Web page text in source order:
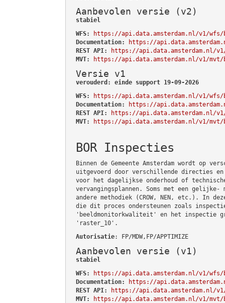
Aanbevolen versie (v2)
stabiel
WFS:
https://api.data.amsterdam.nl/v1/wfs/
Documentation:
https://
REST API:
https://api.data.amsterdam.nl/v1/
MVT:
https://api.data.amsterdam.nl/v1/mvt/
Versie v1
verouderd: einde support 19-09-2026
WFS:
https://api.data.amsterdam.nl/v1/wfs/
Documentation:
https://
REST API:
https://api.data.amsterdam.nl/v1/
MVT:
https://api.data.amsterdam.nl/v1/mvt/
BOR Inspecties
Binnen de Gemeente Amsterdam wordt op
uitgevoerd door verschillende directies
voor het dagelijkse onderhoud of
vervangingsplannen. Soms met een gelijke-
andere methodiek (CROW, NEN, etc.). In
die dit proces ondersteunen zoals
'beeldmonitorkwaliteit' en het inspectie
'raster_10'.
Autorisatie: FP/MDW,FP/APPTIMIZE
Aanbevolen versie (v1)
stabiel
WFS:
https://api.data.amsterdam.nl/v1/wfs/
Documentation:
https://
REST API:
https://api.data.amsterdam.nl/
MVT:
https://api.data.amsterdam.nl/v1/mvt/